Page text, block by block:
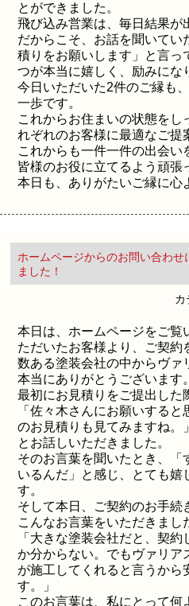
とができました。
飛び込み営業は、毎日結果が
だからこそ、お話を聞いてい
積りをお願いします」と言っ
つが本当に嬉しく、励みにな
今日いただいた2件のご縁も
一歩です。
これからお住まいの状態をし
れぞれのお客様に最適なご提
これからも一件一件の出会
皆様のお役に立てるよう頑張
本日も、ありがたいご縁に心
ホームページからのお問い合わせ
ました！
カ
本日は、ホームページをご覧
ただいたお客様より、ご契約
数ある塗装会社の中からヴァ
本当にありがとうございます。
最初にお見積りをご提出した
「佐々木さんにお願いする
のお見積りも見てみますね。」
とお話しいただきました。
そのお言葉を聞いたとき、「
いるんだ」と感じ、とても嬉
す。
そして本日、ご契約のお手続
こんなお言葉をいただきまし
「大きな塗装会社だと、契
か分からない。でもヴァリア
が施工してくれると言うから
す。」
このお言葉は、私にとって何